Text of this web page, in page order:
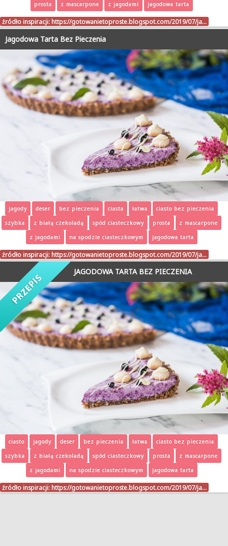
prosta
z mascarpone z jagodami jagodowa tarta
źródło inspiracji: https://gotowanietoproste.blogspot.com/2019/07/ja…
Jagodowa Tarta Bez Pieczenia
jagody deser bez pieczenia ciasta łatwa
ciasto bez pieczenia
szybka
z białą czekoladą spód ciasteczkowy prosta
z mascarpone
z jagodami
na spodzie ciasteczkowym jagodowa tarta
źródło inspiracji: https://gotowanietoproste.blogspot.com/2019/07/ja…
JAGODOWA TARTA BEZ PIECZENIA
ciasto jagody deser bez pieczenia łatwa
ciasto bez pieczenia
szybka
z białą czekoladą spód ciasteczkowy prosta
z mascarpone
z jagodami
na spodzie ciasteczkowym jagodowa tarta
źródło inspiracji: https://gotowanietoproste.blogspot.com/2019/07/ja…